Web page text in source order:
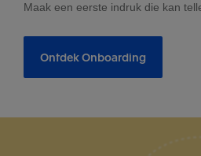
Maak een eerste indruk die kan
Ontdek Onboarding